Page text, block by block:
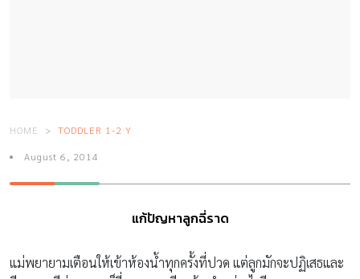
HOME TODDLER 1-2 Y
August 6, 2014
แก้ปัญหาลูกฉี่ราด
แม่พยายามเตือนให้เข้าห้องน้ำทุกครั้งที่ปวด แต่ลูกมักจะปฏิเสธและ